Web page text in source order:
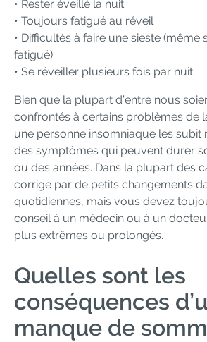
• Rester éveillé la nuit
• Toujours fatigué au réveil
• Difficultés à faire une sieste (même
fatigué)
• Se réveiller plusieurs fois par nuit
Bien que la plupart d’entre nous
confrontés à certains problèmes de
une personne insomniaque les subit
des symptômes qui peuvent durer
ou des années. Dans la plupart des
corrige par de petits changements
quotidiennes, mais vous devez
conseil à un médecin ou à un
plus extrêmes ou prolongés.
Quelles sont les
conséquences
manque de